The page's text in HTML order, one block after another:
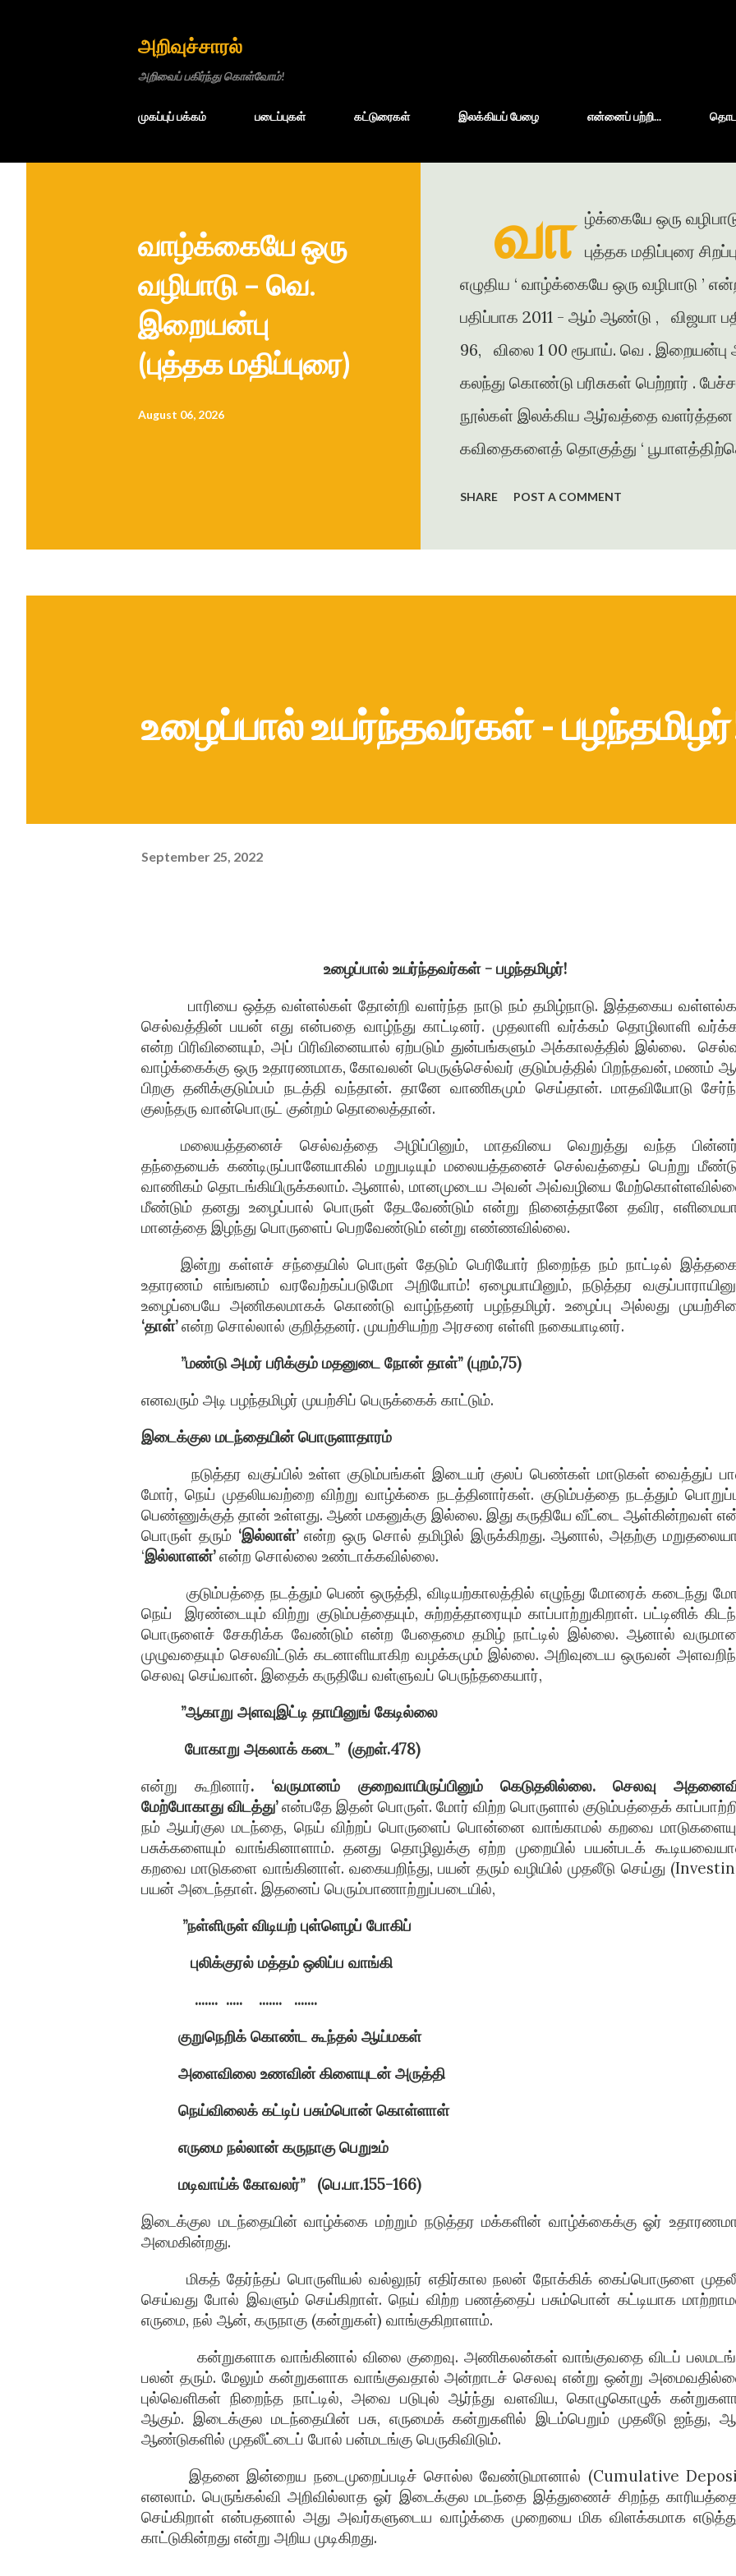
அறிவுச்சாரல்
அறிவைப் பகிர்ந்து கொள்வோம்!
முகப்புப் பக்கம் படைப்புகள் கட்டுரைகள் இலக்கியப் பேழை என்னைப் பற்றி...
வாழ்க்கையே ஒரு
வழிபாடு – வெ.
இறையன்பு
(புத்தக மதிப்புரை)
August 06, 2026
வா ழ்க்கையே ஒரு
புத்தக மதிப்புரை
எழுதிய ‘ வாழ்க்கையே ஒரு வழிபாடு
பதிப்பாக 2011 - ஆம் ஆண்டு , விஜயா
96, விலை 1 00 ரூபாய். வெ .
கலந்து கொண்டு பரிசுகள் பெற்றார் .
நூல்கள் இலக்கிய ஆர்வத்தை வளர்த்தன .
கவிதைகளைத் தொகுத்து ‘
கவிதை , கட்டுரைகளை எழுதியுள்ளார்
SHARE POST A COMMENT
உழைப்பால் உயர்ந்தவர்கள் -
September 25, 2022
உழைப்பால் உயர்ந்தவர்கள் - பழந்தமிழர்!
பாரியை ஒத்த வள்ளல்கள் தோன்றி வளர்ந்த நாடு நம் தமிழ்நாடு. இத்தகைய
செல்வத்தின் பயன் எது என்பதை வாழ்ந்து காட்டினர். முதலாளி வர்க்கம் தொழிலாளி
என்ற பிரிவினையும், அப் பிரிவினையால் ஏற்படும் துன்பங்களும் அக்காலத்தில் இல்லை.
வாழ்க்கைக்கு ஒரு உதாரணமாக, கோவலன் பெருஞ்செல்வர் குடும்பத்தில் பிறந்தவன், மணம்
பிறகு தனிக்குடும்பம் நடத்தி வந்தான். தானே வாணிகமும் செய்தான். மாதவியோடு
குலந்தரு வான்பொருட் குன்றம் தொலைத்தான்.
மலையத்தனைச் செல்வத்தை அழிப்பினும், மாதவியை வெறுத்து வந்த
தந்தையைக் கண்டிருப்பானேயாகில் மறுபடியும் மலையத்தனைச் செல்வத்தைப் பெற்று
வாணிகம் தொடங்கியிருக்கலாம். ஆனால், மானமுடைய அவன் அவ்வழியை
மீண்டும் தனது உழைப்பால் பொருள் தேடவேண்டும் என்று நினைத்தானே தவிர,
மானத்தை இழந்து பொருளைப் பெறவேண்டும் என்று எண்ணவில்லை.
இன்று கள்ளச் சந்தையில் பொருள் தேடும் பெரியோர் நிறைந்த நம் நாட்டில்
உதாரணம் எங்ஙனம் வரவேற்கப்படுமோ அறியோம்! ஏழையாயினும், நடுத்தர
உழைப்பையே அணிகலமாகக் கொண்டு வாழ்ந்தனர் பழந்தமிழர். உழைப்பு அல்லது
‘தாள்’என்ற சொல்லால் குறித்தனர். முயற்சியற்ற அரசரை எள்ளி நகையாடினர்.
”மண்டு அமர் பரிக்கும் மதனுடை நோன் தாள்” (புறம்,75)
எனவரும் அடி பழந்தமிழர் முயற்சிப் பெருக்கைக் காட்டும்.
இடைக்குல மடந்தையின் பொருளாதாரம்
நடுத்தர வகுப்பில் உள்ள குடும்பங்கள் இடையர் குலப் பெண்கள் மாடுகள் வைத்துப்
மோர், நெய் முதலியவற்றை விற்று வாழ்க்கை நடத்தினார்கள். குடும்பத்தை நடத்தும்
பெண்ணுக்குத் தான் உள்ளது. ஆண் மகனுக்கு இல்லை. இது கருதியே வீட்டை ஆள்கின்றவள்
பொருள் தரும் ‘இல்லாள்’என்ற ஒரு சொல் தமிழில் இருக்கிறது. ஆனால், அதற்கு
‘இல்லாளன்’என்ற சொல்லை உண்டாக்கவில்லை.
குடும்பத்தை நடத்தும் பெண் ஒருத்தி, விடியற்காலத்தில் எழுந்து மோரைக் கடைந்து
நெய்
இரண்டையும் விற்று குடும்பத்தையும், சுற்றத்தாரையும் காப்பாற்றுகிறாள். பட்டினிக்
பொருளைச் சேகரிக்க வேண்டும் என்ற பேதைமை தமிழ் நாட்டில் இல்லை. ஆனால்
முழுவதையும் செலவிட்டுக் கடனாளியாகிற வழக்கமும் இல்லை. அறிவுடைய ஒருவன்
செலவு செய்வான். இதைக் கருதியே வள்ளுவப் பெருந்தகையார்,
”ஆகாறு அளவுஇட்டி தாயினுங் கேடில்லை
போகாறு அகலாக் கடை” (குறள்.478)
என்று கூறினார். ‘வருமானம் குறைவாயிருப்பினும் கெடுதலில்லை. செலவு
மேற்போகாது விடத்து’என்பதே இதன் பொருள். மோர் விற்ற பொருளால் குடும்பத்தைக்
நம் ஆயர்குல மடந்தை, நெய் விற்றப் பொருளைப் பொன்னை வாங்காமல் கறவை
பசுக்களையும் வாங்கினாளாம். தனது தொழிலுக்கு ஏற்ற முறையில் பயன்படக்
கறவை மாடுகளை வாங்கினாள். வகையறிந்து, பயன் தரும் வழியில் முதலீடு செய்து
பயன் அடைந்தாள். இதனைப் பெரும்பாணாற்றுப்படையில்,
”நள்ளிருள் விடியற் புள்ளெழப் போகிப்
புலிக்குரல் மத்தம் ஒலிப்ப வாங்கி
....... ..... .......
.......
குறுநெறிக் கொண்ட கூந்தல் ஆய்மகள்
அளைவிலை உணவின் கிளையுடன் அருத்தி
நெய்விலைக் கட்டிப் பசும்பொன் கொள்ளாள்
எருமை நல்லான் கருநாகு பெறுஉம்
மடிவாய்க் கோவலர்”
(பெ.பா.155-166)
இடைக்குல மடந்தையின் வாழ்க்கை மற்றும் நடுத்தர மக்களின் வாழ்க்கைக்கு ஓர்
அமைகின்றது.
மிகத் தேர்ந்தப் பொருளியல் வல்லுநர் எதிர்கால நலன் நோக்கிக் கைப்பொருளை
செய்வது போல் இவளும் செய்கிறாள். நெய் விற்ற பணத்தைப் பசும்பொன் கட்டியாக
எருமை, நல் ஆன், கருநாகு (கன்றுகள்) வாங்குகிறாளாம்.
கன்றுகளாக வாங்கினால் விலை குறைவு. அணிகலன்கள் வாங்குவதை விடப்
பலன் தரும். மேலும் கன்றுகளாக வாங்குவதால் அன்றாடச் செலவு என்று ஒன்று
புல்வெளிகள் நிறைந்த நாட்டில், அவை படுபுல் ஆர்ந்து வளவிய, கொழுகொழுக்
ஆகும். இடைக்குல மடந்தையின் பசு, எருமைக் கன்றுகளில் இடம்பெறும் முதலீடு ஐந்து,
ஆண்டுகளில் முதலீட்டைப் போல் பன்மடங்கு பெருகிவிடும்.
இதனை இன்றைய நடைமுறைப்படிச் சொல்ல வேண்டுமானால் (Cumulative
எனலாம். பெருங்கல்வி அறிவில்லாத ஓர் இடைக்குல மடந்தை இத்துணைச் சிறந்த
செய்கிறாள் என்பதனால் அது அவர்களுடைய வாழ்க்கை முறையை மிக விளக்கமாக
காட்டுகின்றது என்று அறிய முடிகிறது.